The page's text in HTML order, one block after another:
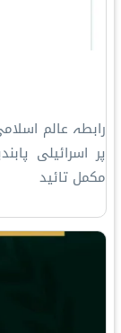
رابطہ عالم
پر اسرائیلی
مکمل تائید